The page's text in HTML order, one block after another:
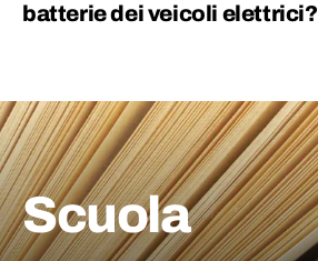
batterie dei veicoli elettrici?
Scuola